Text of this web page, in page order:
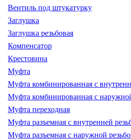
Вентиль под штукатурку
Заглушка
Заглушка резьбовая
Компенсатор
Крестовина
Муфта
Муфта комбинированная с
Муфта комбинированная с
Муфта переходная
Муфта разъемная с внутренней
Муфта разъемная с наружной